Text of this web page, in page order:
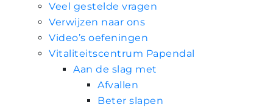
Veel gestelde vragen
Verwijzen naar ons
Video’s oefeningen
Vitaliteitscentrum Papendal
Aan de slag met
Afvallen
Beter slapen